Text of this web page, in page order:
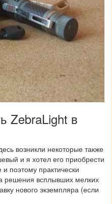
ZebraLight в
возникли некоторые также
и я хотел его приобрести
поэтому практически
решения всплывших мелких
нового экземпляра (если